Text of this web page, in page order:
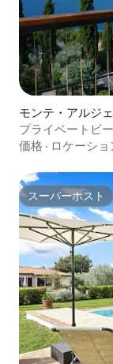
モンテ・アルジ
プライベートビ
価格 · ロケーショ
スーパーホスト
スーパーホスト